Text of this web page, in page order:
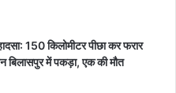
150 किलोमीटर पीछा कर फरार
बिलासपुर में पकड़ा, एक की मौत